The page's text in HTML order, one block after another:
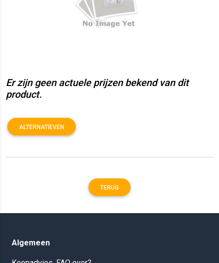
Er zijn geen actuele prijzen bekend van dit
product.
ALTERNATIEVEN
TERUG
Algemeen